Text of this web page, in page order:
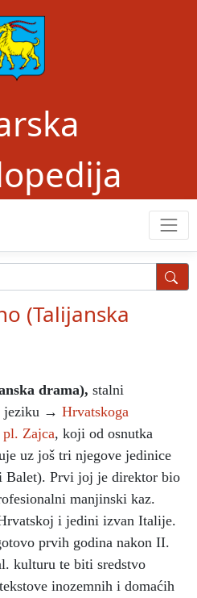
(Talijanska
drama), stalni
jeziku → Hrvatskoga
pl. Zajca, koji od osnutka
uz još tri njegove jedinice
Balet). Prvi joj je direktor bio
manjinski kaz.
i jedini izvan Italije.
prvih godina nakon II.
kulturu te biti sredstvo
inozemnih i domaćih